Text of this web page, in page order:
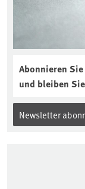
Abonnieren
und bleiben
Newsletter